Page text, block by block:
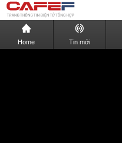
Home Tin mới